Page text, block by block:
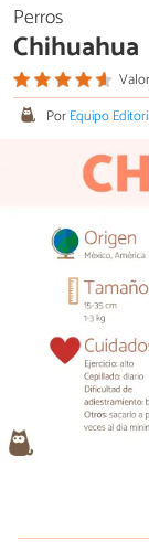
Perros
Chihuahua
PorEquipo